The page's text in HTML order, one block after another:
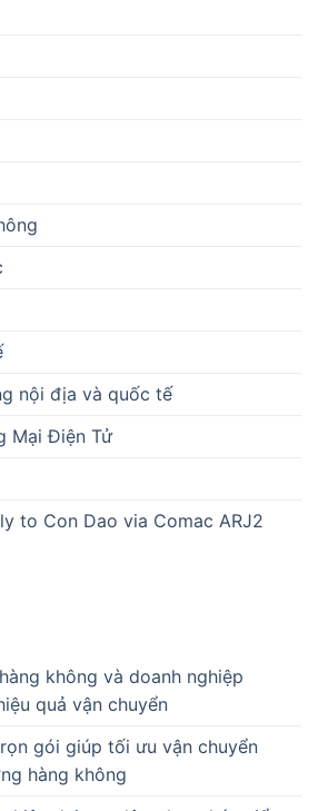
nội địa và quốc tế
Mại Điện Tử
to Con Dao via Comac ARJ2
không và doanh nghiệp
quả vận chuyển
gói giúp tối ưu vận chuyển
hàng không